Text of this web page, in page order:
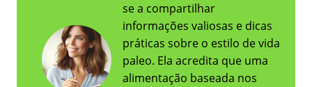
se a compartilhar
informações valiosas e dicas
práticas sobre o estilo de vida
paleo. Ela acredita que uma
alimentação baseada nos